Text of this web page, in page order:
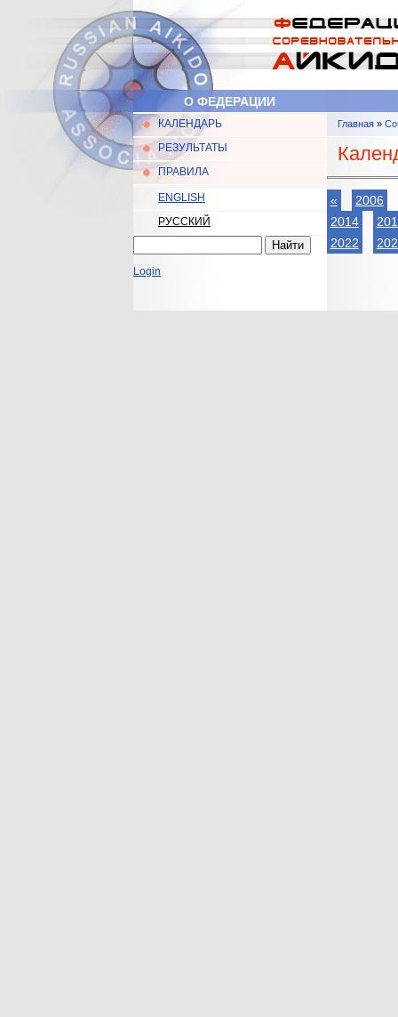
Главное меню
О ФЕДЕРАЦИИ
КАЛЕНДАРЬ
РЕЗУЛЬТАТЫ
ПРАВИЛА
ENGLISH
РУССКИЙ
Форма поиска
Login
ВыГлавная»
«
2006
2014
2022